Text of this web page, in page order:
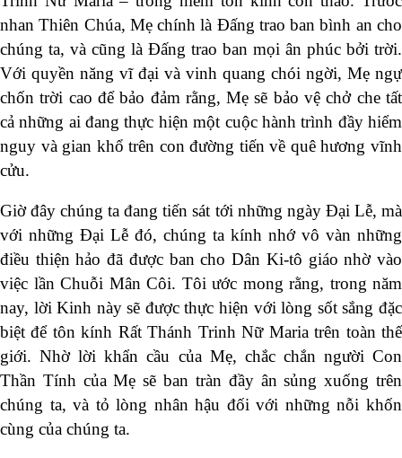
nhan Thiên Chúa, Mẹ chính là Đấng trao ban bình an cho
chúng ta, và cũng là Đấng trao ban mọi ân phúc bởi trời.
Với quyền năng vĩ đại và vinh quang chói ngời, Mẹ ngự
chốn trời cao để bảo đảm rằng, Mẹ sẽ bảo vệ chở che tất
cả những ai đang thực hiện một cuộc hành trình đầy hiểm
nguy và gian khổ trên con đường tiến về quê hương vĩnh
cửu.
Giờ đây chúng ta đang tiến sát tới những ngày Đại Lễ, mà
với những Đại Lễ đó, chúng ta kính nhớ vô vàn những
điều thiện hảo đã được ban cho Dân Ki-tô giáo nhờ vào
việc lần Chuỗi Mân Côi. Tôi ước mong rằng, trong năm
nay, lời Kinh này sẽ được thực hiện với lòng sốt sắng đặc
biệt để tôn kính Rất Thánh Trinh Nữ Maria trên toàn thế
giới. Nhờ lời khẩn cầu của Mẹ, chắc chắn người Con
Thần Tính của Mẹ sẽ ban tràn đầy ân sủng xuống trên
chúng ta, và tỏ lòng nhân hậu đối với những nỗi khốn
cùng của chúng ta.